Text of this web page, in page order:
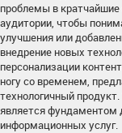
проблемы в
аудитории, чтобы
улучшения или
внедрение новых
персонализации
ногу со временем,
технологичный
является фундаментом
информационных услуг.